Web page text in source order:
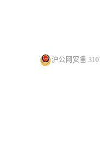
沪公网安备